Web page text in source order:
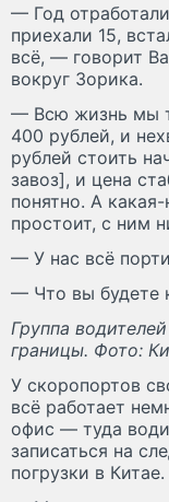
— Год
приехали 15,
всё, — говорит
вокруг Зорика.
— Всю жизнь мы
400 рублей, и
рублей стоить
завоз], и цена
понятно. А
простоит, с ним
— У нас всё
— Что вы будете
Группа
границы. Фото:
У скоропортов
всё работает
офис — туда
записаться на
погрузки в Китае.